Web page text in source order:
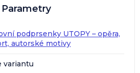
Parametry
podprsenky UTOPY – opěra,
autorské motivy
variantu